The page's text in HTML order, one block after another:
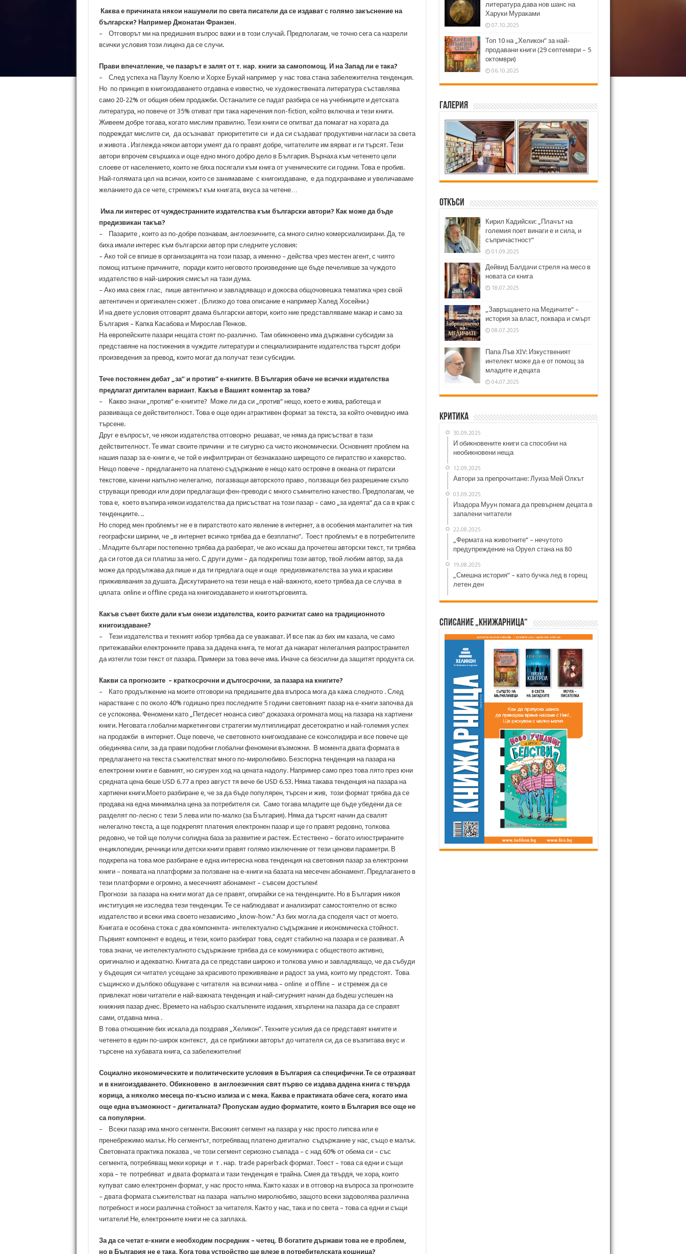
Каква е причината някои нашумели по света писатели да се издават с голямо закъснение на
български? Например Джонатан Франзен.
– Отговорът ми на предишния въпрос важи и в този случай. Предполагам, че точно сега са назрели
всички условия този лиценз да се случи.
Прави впечатление, че пазарът е залят от т. нар. книги за самопомощ. И на Запад ли е така?
– След успеха на Паулу Коелю и Хорхе Букай например у нас това стана забележителна тенденция.
Но по принцип в книгоиздаването отдавна е известно, че художествената литература съставлява
само 20-22% от общия обем продажби. Останалите се падат разбира се на учебниците и детската
литература, но повече от 35% отиват при така наречения non-fiction, който включва и тези книги.
Живеем добре тогава, когато мислим правилно. Тези книги се опитват да помагат на хората да
подреждат мислите си, да осъзнават приоритетите си и да си създават продуктивни нагласи за света
и живота . Изглежда някои автори умеят да го правят добре, читателите им вярват и ги търсят. Тези
автори впрочем свършиха и още едно много добро дело в България. Върнаха към четенето цели
слоеве от населението, които не бяха посягали към книга от ученическите си години. Това е пробив.
Най-голямата цел на всички, които се занимаваме с книгоиздаване, е да подхранваме и увеличаваме
желанието да се чете, стремежът към книгата, вкуса за четене…
Има ли интерес от чуждестранните издателства към български автори? Как може да бъде
предизвикан такъв?
– Пазарите , които аз по-добре познавам, англоезичните, са много силно комерсиализирани. Да, те
биха имали интерес към български автор при следните условия:
– Ако той се впише в организацията на този пазар, а именно – действа чрез местен агент, с чиято
помощ изтъкне причините, поради които неговото произведение ще бъде печеливше за чуждото
издателство в най-широкия смисъл на тази дума.
– Ако има свеж глас, пише автентично и завладяващо и докосва общочовешка тематика чрез свой
автентичен и оригинален сюжет . (Близко до това описание е например Халед Хосейни.)
И на двете условия отговарят двама български автори, които ние представляваме макар и само за
България – Капка Касабова и Мирослав Пенков.
На европейските пазари нещата стоят по-различно. Там обикновено има държавни субсидии за
представяне на постижения в чуждите литератури и специализираните издателства търсят добри
произведения за превод, които могат да получат тези субсидии.
Тече постоянен дебат „за” и против” е-книгите. В България обаче не всички издателства
предлагат дигитален вариант. Какъв е Вашият коментар за това?
– Какво значи „против“ е-книгите? Може ли да си „против“ нещо, което е жива, работеща и
развиваща се действителност. Това е още един атрактивен формат за текста, за който очевидно има
търсене.
Друг е въпросът, че някои издателства отговорно решават, че няма да присъстват в тази
действителност. Те имат своите причини и те сигурно са чисто икономически. Основният проблем на
нашия пазар за е-книги е, че той е инфилтриран от безнаказано ширещото се пиратство и хакерство.
Нещо повече – предлагането на платено съдържание е нещо като островче в океана от пиратски
текстове, качени напълно нелегално, погазващи авторското право , ползващи без разрешение скъпо
струващи преводи или дори предлагащи фен-преводи с много съмнително качество. Предполагам, че
това е, което възпира някои издателства да присъстват на този пазар – само „за идеята“ да са в крак с
тенденциите. ..
Но според мен проблемът не е в пиратството като явление в интернет, а в особения манталитет на тия
географски ширини, че „в интернет всичко трябва да е безплатно“. Тоест проблемът е в потребителите
. Младите българи постепенно трябва да разберат, че ако искаш да прочетеш авторски текст, ти трябва
да си готов да си платиш за него. С други думи – да подкрепиш този автор, твой любим автор, за да
може да продължава да пише и да ти предлага още и още предизвикателства за ума и красиви
приживявания за душата. Дискутирането на тези неща е най-важното, което трябва да се случва в
цялата оnline и offline среда на книгоиздаването и книготърговията.
Какъв съвет бихте дали към онези издателства, които разчитат само на традиционното
книгоиздаване?
– Тези издателства и техният избор трябва да се уважават. И все пак аз бих им казала, че само
притежавайки електронните права за дадена книга, те могат да накарат нелегалния разпространител
да изтегли този текст от пазара. Примери за това вече има. Иначе са безсилни да защитят продукта си.
Какви са прогнозите – краткосрочни и дългосрочни, за пазара на книгите?
– Като продължение на моите отговори на предишните два въпроса мога да кажа следното . След
нарастване с по около 40% годишно през последните 5 години световният пазар на е-книги започва да
се успокоява. Феномени като „Петдесет нюанса сиво“ доказаха огромната мощ на пазара на хартиени
книги. Неговата глобални маркетингови стратегии мултиплицират десетократно и най-големия успех
на продажби в интернет. Още повече, че световното книгоиздаване се консолидира и все повече ще
обединява сили, за да прави подобни глобални феномени възможни. В момента двата формата в
предлагането на текста съжителстват много по-миролюбиво. Безспорна тенденция на пазара на
електронни книги е бавният, но сигурен ход на цената надолу. Например само през това лято през юни
средната цена беше USD 6.77 а през август тя вече бе USD 6.53. Няма такава тенденция на пазара на
хартиени книги.Моето разбиране е, че за да бъде популярен, търсен и жив, този формат трябва да се
продава на една минимална цена за потребителя си. Само тогава младите ще бъде убедени да се
разделят по-лесно с тези 5 лева или по-малко (за България). Няма да търсят начин да свалят
нелегално текста, а ще подкрепят платения електронен пазар и ще го правят редовно, толкова
редовно, че той ще получи солидна база за развитие и растеж. Естествено – богато илюстрираните
енциклопедии, речници или детски книги правят голямо изключение от тези ценови параметри. В
подкрепа на това мое разбиране е една интересна нова тенденция на световния пазар за електронни
книги – появата на платформи за ползване на е-книги на базата на месечен абонамент. Предлагането в
тези платформи е огромно, а месечният абонамент – съвсем достъпен!
Прогнози за пазара на книги могат да се правят, опирайки се на тенденциите. Но в България никоя
институция не изследва тези тенденции. Те се наблюдават и анализират самостоятелно от всяко
издателство и всеки има своето независимо „know-how.“ Аз бих могла да споделя част от моето.
Книгата е особена стока с два компонента- интелектуално съдържание и икономическа стойност.
Първият компонент е водещ, и тези, които разбират това, седят стабилно на пазара и се развиват. А
това значи, че интелектуалното съдържание трябва да се комуникира с обществото активно,
оригинално и адекватно. Книгата да се представи широко и толкова умно и завладяващо, че да събуди
у бъдещия си читател усещане за красивото преживяване и радост за ума, които му предстоят. Това
същинско и дълбоко общуване с читателя на всички нива – online и offline – и стремеж да се
привлекат нови читатели е най-важната тенденция и най-сигурният начин да бъдеш успешен на
книжния пазар днес. Времето на набързо скалъпените издания, хвърлени на пазара да се справят
сами, отдавна мина .
В това отношение бих искала да поздравя „Хеликон”. Техните усилия да се представят книгите и
четенето в един по-широк контекст, да се приближи авторът до читателя си, да се възпитава вкус и
търсене на хубавата книга, са забележителни!
Социално икономическите и политическите условия в България са специфични.Те се отразяват
и в книгоиздаването. Обикновено в англоезичния свят първо се издава дадена книга с твърда
корица, а няколко месеца по-късно излиза и с мека. Каква е практиката обаче сега, когато има
още една възможност – дигиталната? Пропускам аудио форматите, които в България все още не
са популярни.
– Всеки пазар има много сегменти. Високият сегмент на пазара у нас просто липсва или е
пренебрежимо малък. Но сегментът, потребяващ платено дигитално съдържание у нас, също е малък.
Световната практика показва , че този сегмент сериозно съвпада – с над 60% от обема си – със
сегмента, потребяващ меки корици и т . нар. trade paperback формат. Тоест – това са едни и същи
хора – те потребяват и двата формата и тази тенденция е трайна. Смея да твърдя, че хора, които
купуват само електронен формат, у нас просто няма. Както казах и в отговор на въпроса за прогнозите
– двата формата съжителстват на пазара напълно миролюбиво, защото всеки задоволява различна
потребност и носи различна стойност за читателя. Както у нас, така и по света – това са едни и същи
читатели! Не, електронните книги не са заплаха.
За да се четат е-книги е необходим посредник – четец. В богатите държави това не е проблем,
но в България не е така. Кога това устройство ще влезе в потребителската кошница?
литература дава нов шанс на
Харуки Мураками
07.10.2025
Топ 10 на „Хеликон” за най-
продавани книги (29 септември – 5
октомври)
06.10.2025
Галерия
Откъси
Кирил Кадийски: „Плачът на
големия поет винаги е и сила, и
съпричастност“
01.09.2025
Дейвид Балдачи стреля на месо в
новата си книга
18.07.2025
„Завръщането на Медичите“ –
история за власт, поквара и смърт
08.07.2025
Папа Лъв XIV: Изкуственият
интелект може да е от помощ за
младите и децата
04.07.2025
Критика
30.09.2025
И обикновените книги са способни на
необикновени неща
12.09.2025
Автори за препрочитане: Луиза Мей Олкът
03.09.2025
Изадора Муун помага да превърнем децата в
запалени читатели
22.08.2025
„Фермата на животните“ – нечутото
предупреждение на Оруел стана на 80
19.08.2025
„Смешна история“ – като бучка лед в горещ
летен ден
Списание „Книжарница“